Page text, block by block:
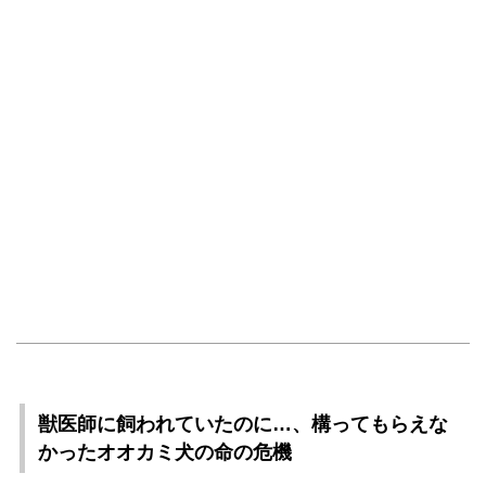
獣医師に飼われていたのに…、構ってもらえな
かったオオカミ犬の命の危機